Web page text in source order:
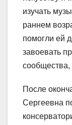
изучать
раннем
помогли ей
завоевать
сообщества,
После
Сергеевна